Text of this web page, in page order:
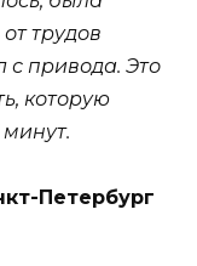
трудов
с привода. Это
которую
минут.
Петербург